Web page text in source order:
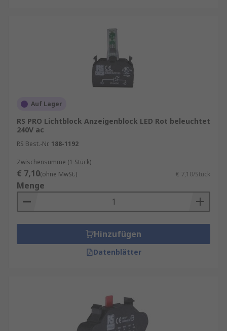
Auf Lager
RS PRO Lichtblock Anzeigenblock LED Rot beleuchtet
240V ac
RS Best.-Nr. 188-1192
Zwischensumme (1 Stück)
€ 7,10(ohne MwSt.) € 7,10/Stück
Menge
Hinzufügen
Datenblätter